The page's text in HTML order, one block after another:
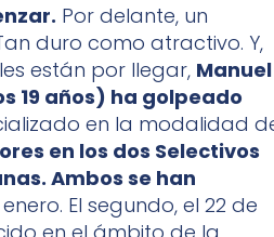
Por delante, un
duro como atractivo. Y,
están por llegar, Manuel
19 años) ha golpeado
en la modalidad
en los dos Selectivos
Ambos se han
El segundo, el 22 de